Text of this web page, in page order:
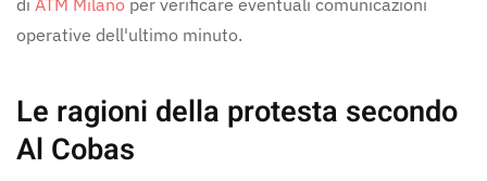
operative dell'ultimo minuto.
Le ragioni della protesta secondo
Al Cobas